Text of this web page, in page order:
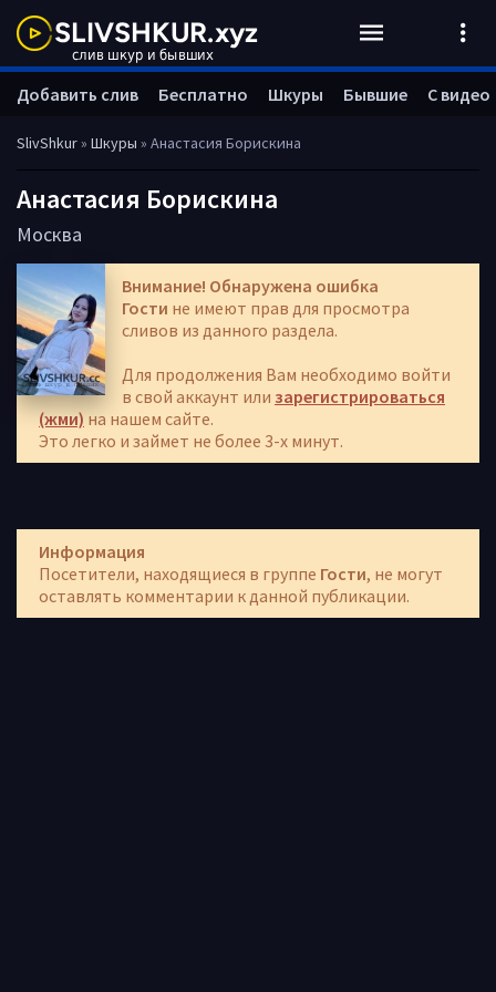
SlivShkur» Шкуры » Анастасия Борискина
Анастасия Борискина
Москва
Внимание! Обнаружена ошибка
Гости не имеют прав для просмотра
сливов из данного раздела.
Для продолжения Вам необходимо войти
в свой аккаунт или зарегистрироваться
(жми) на нашем сайте.
Это легко и займет не более 3-х минут.
Информация
Посетители, находящиеся в группе Гости, не могут
оставлять комментарии к данной публикации.
Добавить слив Бесплатно Шкуры Бывшие С видео